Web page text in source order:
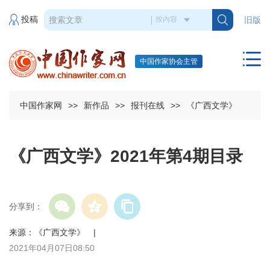
旧版
投稿
中国作家协会主管
中国作家网 >> 新作品 >> 报刊在线 >> 《广西文学》
《广西文学》2021年第4期目录
分享到：
来源：《广西文学》 |
2021年04月07日08:50